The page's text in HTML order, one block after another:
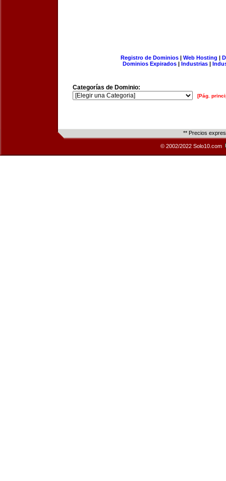
Registro de Dominios| Web Hosting |
Dominios Expirados | Industrias |
Categorías de Dominio:
[Pág.
** Precios
© 2002/2022 Solo10.com